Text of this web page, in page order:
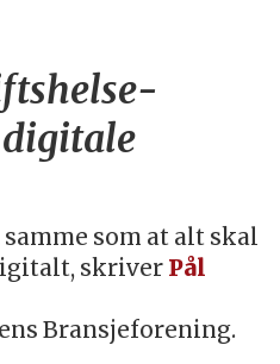
som at alt skal
skriver Pål
Bransjeforening.